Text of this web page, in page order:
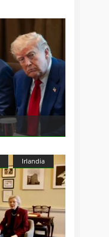
Irlandia